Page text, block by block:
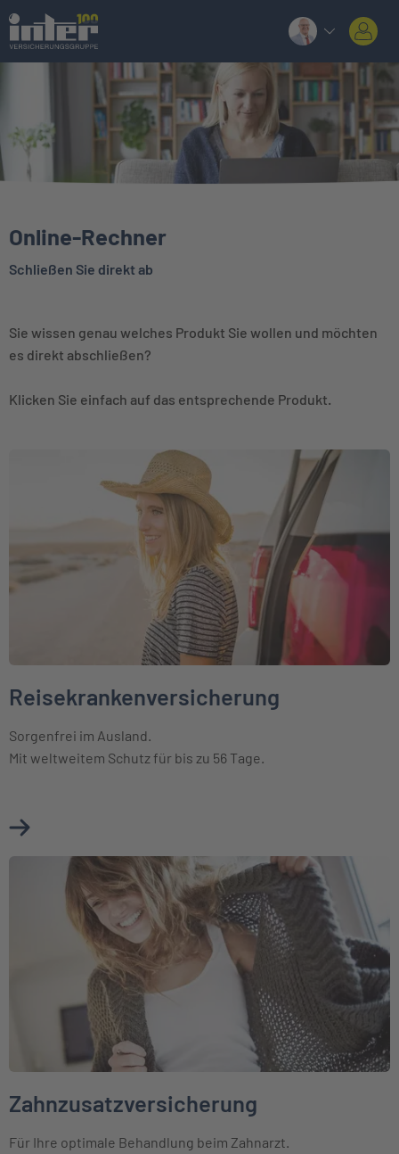
Online-Rechner
Schließen Sie direkt ab
Sie wissen genau welches Produkt Sie wollen und möchten
es direkt abschließen?
Klicken Sie einfach auf das entsprechende Produkt.
Weiter zu Reisekrankenversicherung
Reisekrankenversicherung
Sorgenfrei im Ausland.
Mit weltweitem Schutz für bis zu 56 Tage.
Mehr über Reisekrankenversicherung erfahren
Weiter zu Zahnzusatzversicherung
Zahnzusatzversicherung
Für Ihre optimale Behandlung beim Zahnarzt.